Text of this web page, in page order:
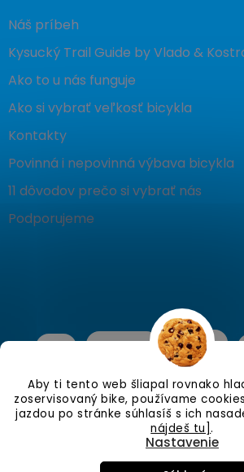
Aby ti tento web šliapal rovnako
zoservisovaný bike, používame
jazdou po stránke súhlasíš s ich
nájdeš tu].
Nastavenie
Náš príbeh
Kysucký Trail Guide by Vlado &
Ako to u nás funguje
Ako si vybrať veľkosť bicykla
Kontakty
Povinná i nepovinná výbava bicykla
11 dôvodov prečo si vybrať nás
Podporujeme